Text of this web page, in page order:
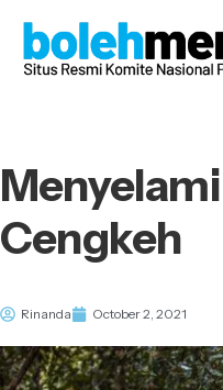
Cengkeh
Rinanda October 2, 2021